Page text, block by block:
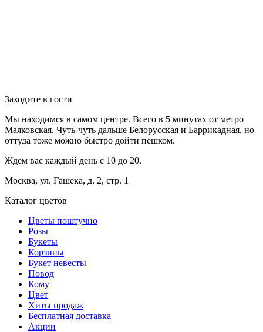
Заходите в гости
Мы находимся в самом центре. Всего в 5 минутах от метро
Маяковская. Чуть-чуть дальше Белорусская и Баррикадная, но
оттуда тоже можно быстро дойти пешком.
Ждем вас каждый день с 10 до 20.
Москва, ул. Гашека, д. 2, стр. 1
Каталог цветов
Цветы поштучно
Розы
Букеты
Корзины
Букет невесты
Повод
Кому
Цвет
Хиты продаж
Бесплатная доставка
Акции